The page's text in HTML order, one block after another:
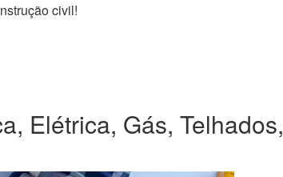
civil!
Elétrica, Gás, Telhados,